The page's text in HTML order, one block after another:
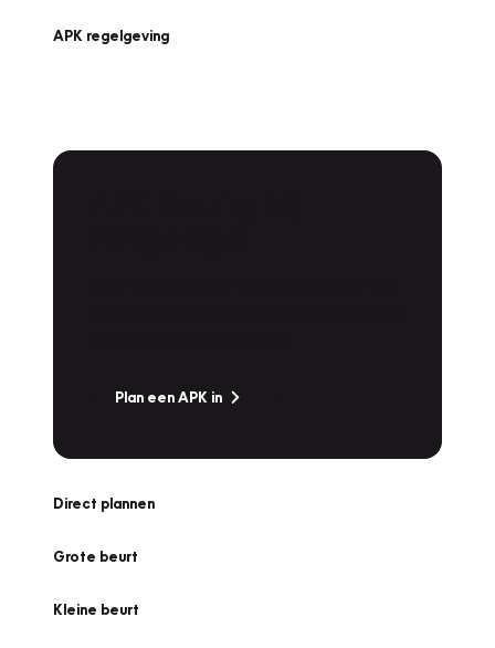
APK regelgeving
Plan een APK in
Direct plannen
Grote beurt
Kleine beurt